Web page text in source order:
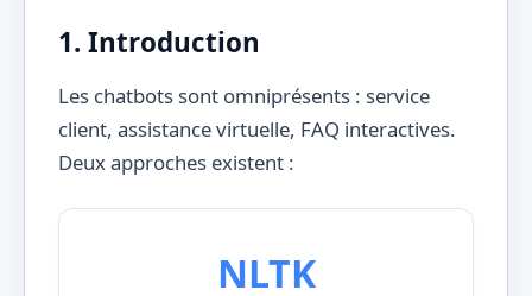
1. Introduction
Les chatbots sont omniprésents : service
client, assistance virtuelle, FAQ interactives.
Deux approches existent :
NLTK